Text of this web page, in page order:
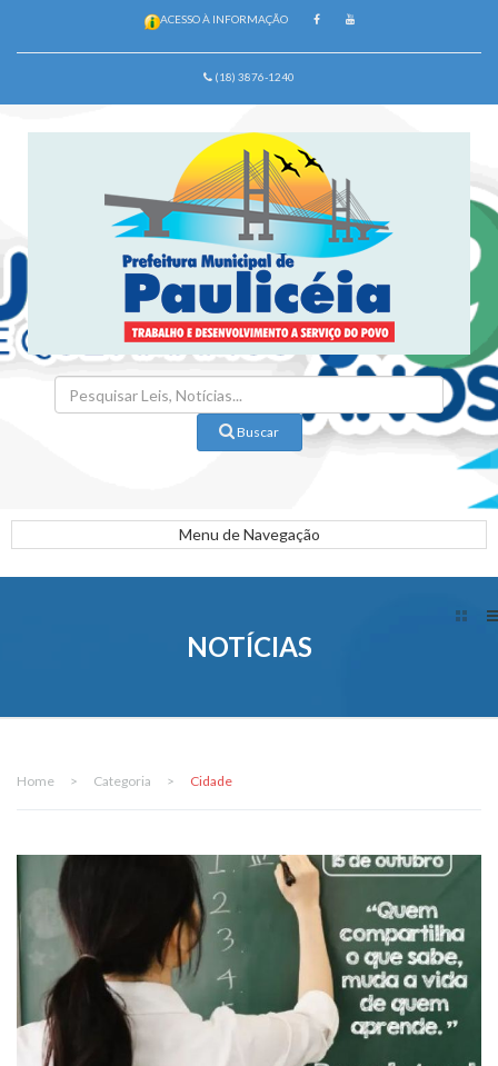
ACESSO À INFORMAÇÃO
(18) 3876-1240
Buscar
Menu de Navegação
NOTÍCIAS
Home > Categoria > Cidade